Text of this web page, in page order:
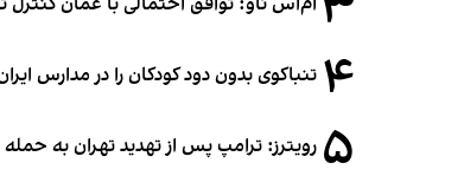
۴ تنباکوی بدون دود کودکان را در مدارس
۵ رویترز: ترامپ پس از تهدید تهران به